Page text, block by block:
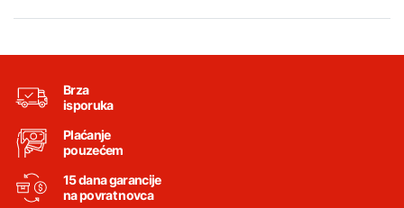
Brza
isporuka
Plaćanje
pouzećem
15 dana garancije
na povrat novca